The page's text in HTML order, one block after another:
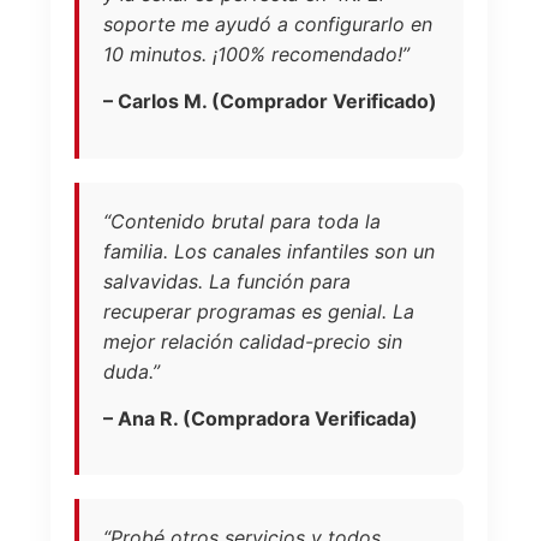
soporte me ayudó a configurarlo en
10 minutos. ¡100% recomendado!”
– Carlos M. (Comprador Verificado)
“Contenido brutal para toda la
familia. Los canales infantiles son un
salvavidas. La función para
recuperar programas es genial. La
mejor relación calidad-precio sin
duda.”
– Ana R. (Compradora Verificada)